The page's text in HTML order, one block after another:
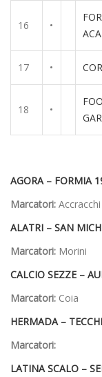
16 •
17 •
18 •
AGORA – FORMIA
Marcatori: Accracchi
ALATRI – SAN
Marcatori: Morini
CALCIO SEZZE –
Marcatori: Coia
HERMADA –
Marcatori:
LATINA SCALO –